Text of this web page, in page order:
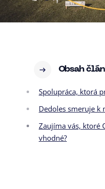
Obsah
Spolupráca, ktorá
Dedoles smeruje k
Zaujíma vás, ktoré
vhodné?